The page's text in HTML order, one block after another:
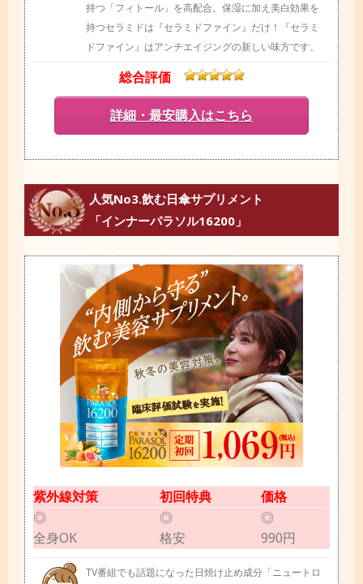
持つ「フィトール」を高配合。保湿に加え美白効果を
持つセラミドは『セラミドファイン』だけ！『セラミ
ドファイン』はアンチエイジングの新しい味方です。
総合評価
詳細・最安購入はこちら
人気No3.飲む日傘サプリメント
「インナーパラソル16200」
紫外線対策 初回特典
価格
◎
全身OK
◎
格安
◎
990円
TV番組でも話題になった日焼け止め成分「ニュートロ